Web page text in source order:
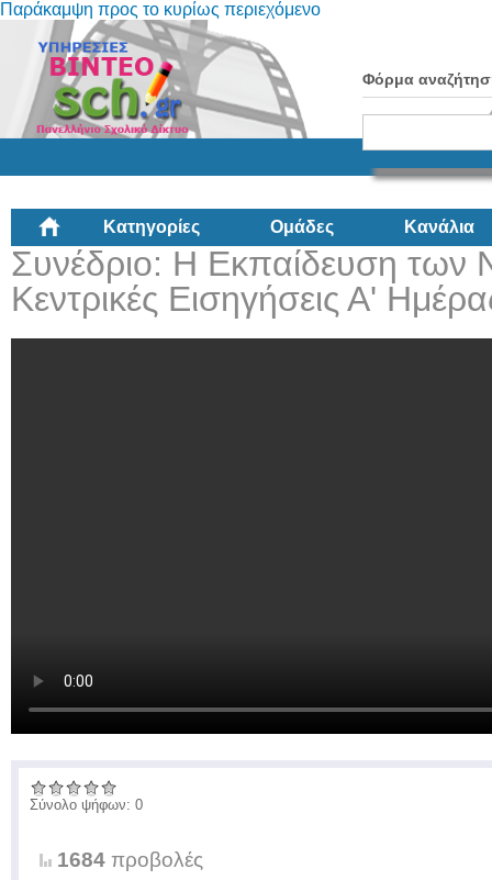
Παράκαμψη προς το κυρίως περιεχόμενο
Φόρμα
Κατηγορίες Ομάδες Κανάλια
Συνέδριο: Η Εκπαίδευση
Κεντρικές Εισηγήσεις Α'
Σύνολο ψήφων: 0
1684 προβολές